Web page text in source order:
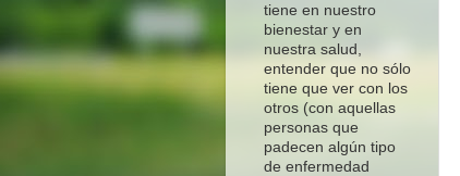
tiene en nuestro
bienestar y en
nuestra salud,
entender que no sólo
tiene que ver con los
otros (con aquellas
personas que
padecen algún tipo
de enfermedad